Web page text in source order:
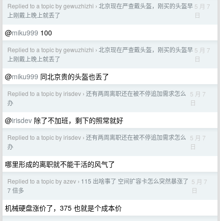
Replied to a topic by gewuzhizhi › 北京现在严查戴头盔，刚买的头盔早
上刚戴上晚上就丢了
5 月 7
日
@miku999 100
Replied to a topic by gewuzhizhi › 北京现在严查戴头盔，刚买的头盔早
上刚戴上晚上就丢了
5 月 7
日
@miku999 同北京贵的头盔也丢了
Replied to a topic by irisdev › 还有两周离职还在被不停追加需求怎么
办
5 月 7
日
@irisdev 除了不加班，剩下的照常就好
Replied to a topic by irisdev › 还有两周离职还在被不停追加需求怎么
办
5 月 7
日
哪里形成的离职就不能干活的风气了
Replied to a topic by azev › 115 出啥事了 空间扩容卡怎么突然暴涨了
7 倍多
5 月 7
日
机械硬盘涨价了，375 也就是个成本价